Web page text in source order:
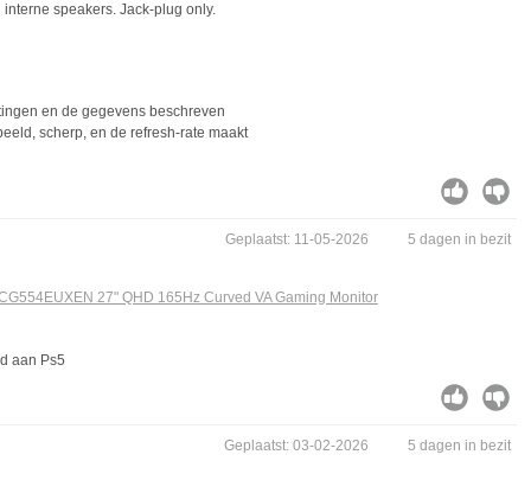
interne speakers. Jack-plug only.
en de gegevens beschreven
scherp, en de refresh-rate maakt
27" QHD 165Hz Curved VA Gaming Monitor
Geplaatst: 11-05-2026 5 dagen in bezit
aan Ps5
Geplaatst: 03-02-2026 5 dagen in bezit